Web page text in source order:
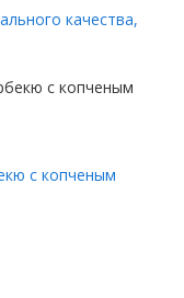
качества,
с копченым